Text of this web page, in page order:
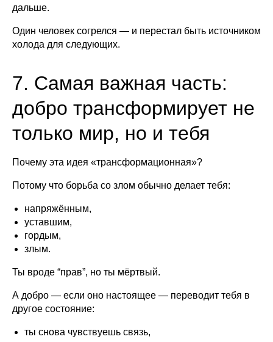
дальше.
Один человек согрелся — и перестал быть источником
холода для следующих.
7. Самая важная часть:
добро трансформирует не
только мир, но и тебя
Почему эта идея «трансформационная»?
Потому что борьба со злом обычно делает тебя:
напряжённым,
уставшим,
гордым,
злым.
Ты вроде “прав”, но ты мёртвый.
А добро — если оно настоящее — переводит тебя в
другое состояние:
ты снова чувствуешь связь,